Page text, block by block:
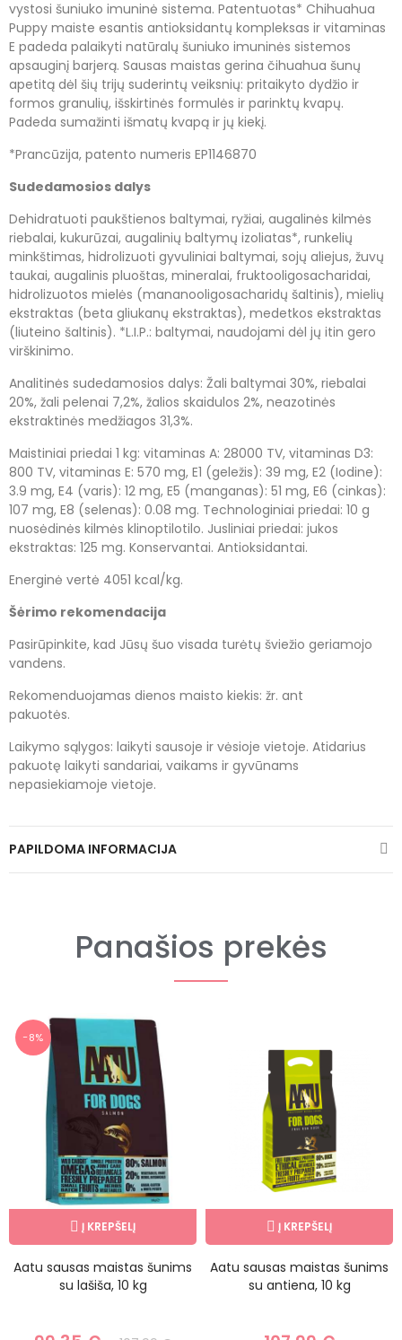
vystosi šuniuko imuninė sistema. Patentuotas* Chihuahua
Puppy maiste esantis antioksidantų kompleksas ir vitaminas
E padeda palaikyti natūralų šuniuko imuninės sistemos
apsauginį barjerą. Sausas maistas gerina čihuahua šunų
apetitą dėl šių trijų suderintų veiksnių: pritaikyto dydžio ir
formos granulių, išskirtinės formulės ir parinktų kvapų.
Padeda sumažinti išmatų kvapą ir jų kiekį.
*Prancūzija, patento numeris EP1146870
Sudedamosios dalys
Dehidratuoti paukštienos baltymai, ryžiai, augalinės kilmės
riebalai, kukurūzai, augalinių baltymų izoliatas*, runkelių
minkštimas, hidrolizuoti gyvuliniai baltymai, sojų aliejus, žuvų
taukai, augalinis pluoštas, mineralai, fruktooligosacharidai,
hidrolizuotos mielės (mananooligosacharidų šaltinis), mielių
ekstraktas (beta gliukanų ekstraktas), medetkos ekstraktas
(liuteino šaltinis). *L.I.P.: baltymai, naudojami dėl jų itin gero
virškinimo.
Analitinės sudedamosios dalys: Žali baltymai 30%, riebalai
20%, žali pelenai 7,2%, žalios skaidulos 2%, neazotinės
ekstraktinės medžiagos 31,3%.
Maistiniai priedai 1 kg: vitaminas A: 28000 TV, vitaminas D3:
800 TV, vitaminas E: 570 mg, E1 (geležis): 39 mg, E2 (Iodine):
3.9 mg, E4 (varis): 12 mg, E5 (manganas): 51 mg, E6 (cinkas):
107 mg, E8 (selenas): 0.08 mg. Technologiniai priedai: 10 g
nuosėdinės kilmės klinoptilotilo. Jusliniai priedai: jukos
ekstraktas: 125 mg. Konservantai. Antioksidantai.
Energinė vertė 4051 kcal/kg.
Šėrimo rekomendacija
Pasirūpinkite, kad Jūsų šuo visada turėtų šviežio geriamojo
vandens.
Rekomenduojamas dienos maisto kiekis: žr. ant
pakuotės.
Laikymo sąlygos: laikyti sausoje ir vėsioje vietoje. Atidarius
pakuotę laikyti sandariai, vaikams ir gyvūnams
nepasiekiamoje vietoje.
PAPILDOMA INFORMACIJA
Panašios prekės
−8%
Į KREPŠELĮ
Aatu sausas maistas šunims
su lašiša, 10 kg
Į KREPŠELĮ
Aatu sausas maistas šunims
su antiena, 10 kg